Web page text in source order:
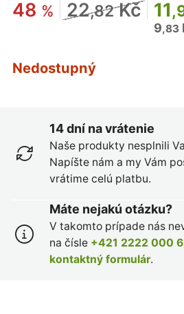
48 % 22,82Kč 11
9,83
Nedostupný
14 dní na vrátenie
Naše produkty nesplnili
Napíšte nám a my Vám
vrátime celú platbu.
Máte nejakú otázku?
V takomto prípade nás
na čísle +421 2222 000
kontaktný formulár.